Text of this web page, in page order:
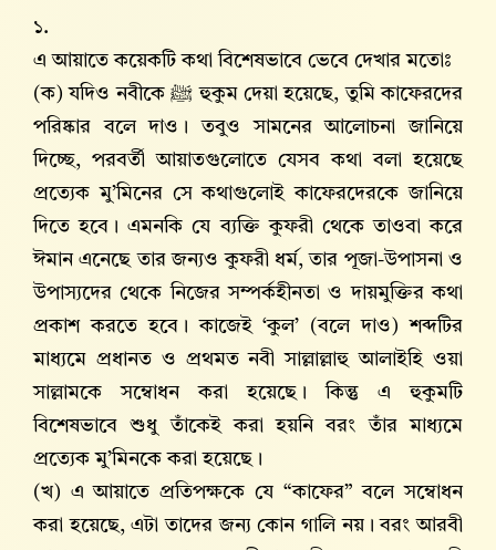
১.
এ আয়াতে কয়েকটি কথা বিশেষভাবে ভেবে দেখার মতোঃ
(ক) যদিও নবীকে ﷺ হুকুম দেয়া হয়েছে, তুমি কাফেরদের
পরিষ্কার বলে দাও। তবুও সামনের আলোচনা জানিয়ে
দিচ্ছে, পরবর্তী আয়াতগুলোতে যেসব কথা বলা হয়েছে
প্রত্যেক মু’মিনের সে কথাগুলোই কাফেরদেরকে জানিয়ে
দিতে হবে। এমনকি যে ব্যক্তি কুফরী থেকে তাওবা করে
ঈমান এনেছে তার জন্যও কুফরী ধর্ম, তার পূজা-উপাসনা ও
উপাস্যদের থেকে নিজের সম্পর্কহীনতা ও দায়মুক্তির কথা
প্রকাশ করতে হবে। কাজেই ‘কুল’ (বলে দাও) শব্দটির
মাধ্যমে প্রধানত ও প্রথমত নবী সাল্লাল্লাহু আলাইহি ওয়া
সাল্লামকে সম্বোধন করা হয়েছে। কিন্তু এ হুকুমটি
বিশেষভাবে শুধু তাঁকেই করা হয়নি বরং তাঁর মাধ্যমে
প্রত্যেক মু’মিনকে করা হয়েছে।
(খ) এ আয়াতে প্রতিপক্ষকে যে “কাফের” বলে সম্বোধন
করা হয়েছে, এটা তাদের জন্য কোন গালি নয়। বরং আরবী